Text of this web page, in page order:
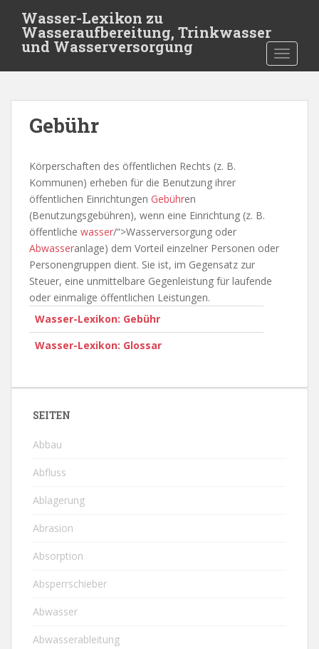
t
Wasser-Lexikon zu
Wasseraufbereitung, Trinkwasser
und Wasserversorgung
Gebühr
Körperschaften des öffentlichen Rechts (z. B.
Kommunen) erheben für die Benutzung ihrer
öffentlichen Einrichtungen Gebühren
(Benutzungsgebühren), wenn eine Einrichtung (z. B.
öffentliche wasser/“>Wasserversorgung oder
Abwasseranlage) dem Vorteil einzelner Personen oder
Personengruppen dient. Sie ist, im Gegensatz zur
Steuer, eine unmittelbare Gegenleistung für laufende
oder einmalige öffentlichen Leistungen.
Wasser-Lexikon: Gebühr
Wasser-Lexikon: Glossar
SEITEN
Abbau
Abfluss
Ablagerung
Abrasion
Absorption
Absperrschieber
Abwasser
Abwasserableitung